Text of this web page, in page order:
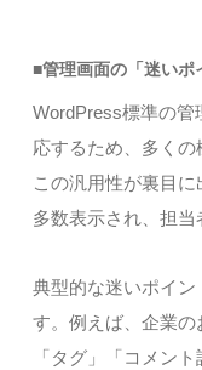
■管理画面の「迷いポ
WordPress標準の管
応するため、多くの
この汎用性が裏目
多数表示され、担当
典型的な迷いポイン
す。例えば、企業の
「タグ」「コメン